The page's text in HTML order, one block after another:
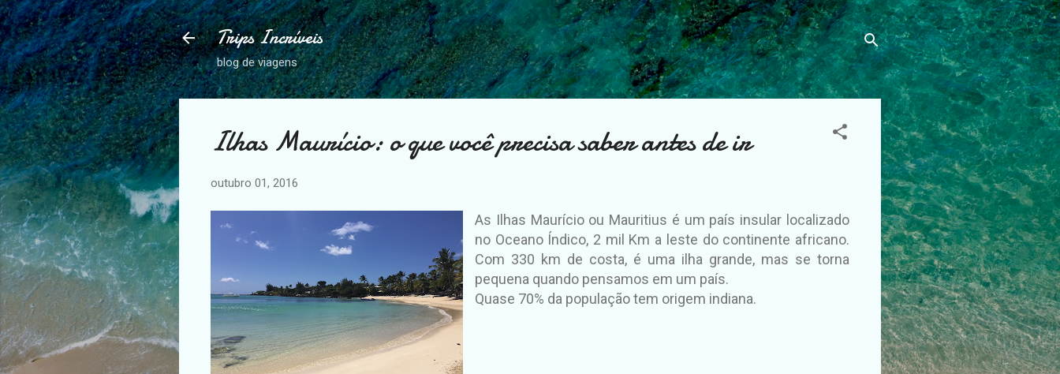
Pular para o conteúdo principal
Trips Incríveis
blog de viagens
Ilhas Maurício: o que você precisa saber antes de ir
outubro 01, 2016
As Ilhas Maurício ou Mauritius é um país insular localizado
no Oceano Índico, 2 mil Km a leste do continente africano.
Com 330 km de costa, é uma ilha grande, mas se torna
pequena quando pensamos em um país.
Quase 70% da população tem origem indiana.